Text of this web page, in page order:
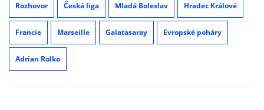
Rozhovor Česká liga Mladá Boleslav Hradec Králové
Francie Marseille Galatasaray Evropské poháry
Adrian Rolko